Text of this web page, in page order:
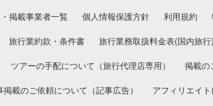
掲載事業者一覧
個人情報保護方針 利用規約
旅行業約款・条件書
旅行業務取扱料金表(国内旅行)
ツアーの手配について（旅行代理店専用）
掲載の
掲載のご依頼について（記事広告）
アフィリエイ